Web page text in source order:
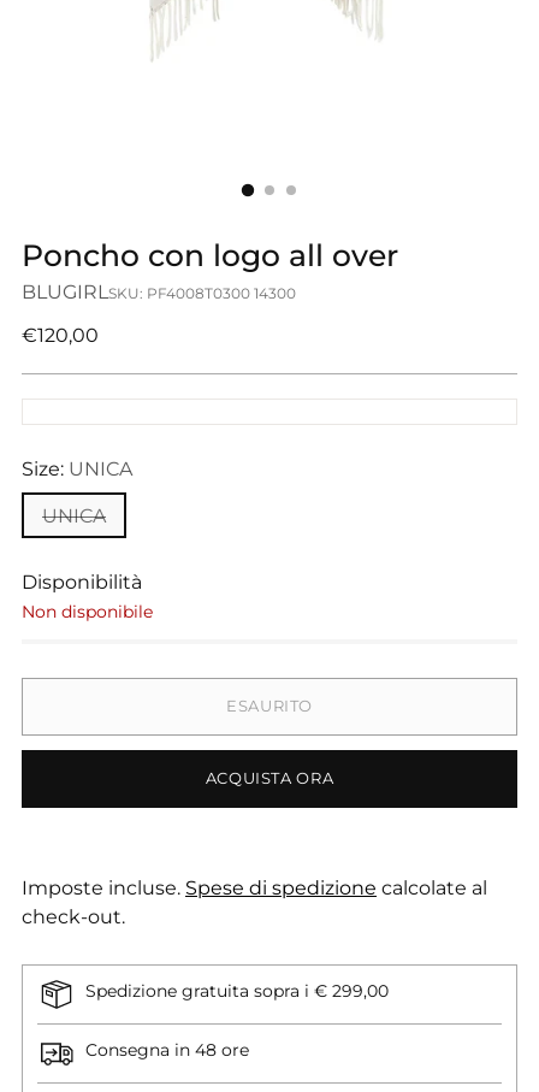
Poncho con logo all over
BLUGIRLSKU: PF4008T0300 14300
Prezzo
€120,00
Size: UNICA
UNICA
Disponibilità
Non disponibile
ESAURITO
ACQUISTA ORA
Imposte incluse. Spese di spedizione calcolate al
check-out.
Spedizione gratuita sopra i € 299,00
Consegna in 48 ore